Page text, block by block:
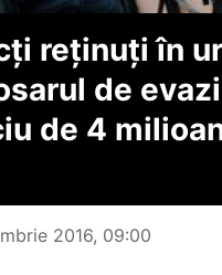
reținuți în
de
de 4
2016, 09:00